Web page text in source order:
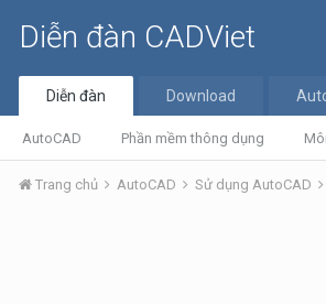
Diễn đàn CADViet
Diễn đàn
AutoCAD Phần mềm thông dụng
Download
Trang chủ AutoCAD Sử dụng AutoCAD